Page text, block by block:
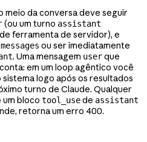
meio da conversa deve seguir
(ou um turno assistant
ferramenta de servidor), e
messages ou ser imediatamente
. Uma mensagem userque
conta: em um loop agêntico você
logo após os resultados
turno de Claude. Qualquer
bloco tool_usede assistant
retorna um erro 400.